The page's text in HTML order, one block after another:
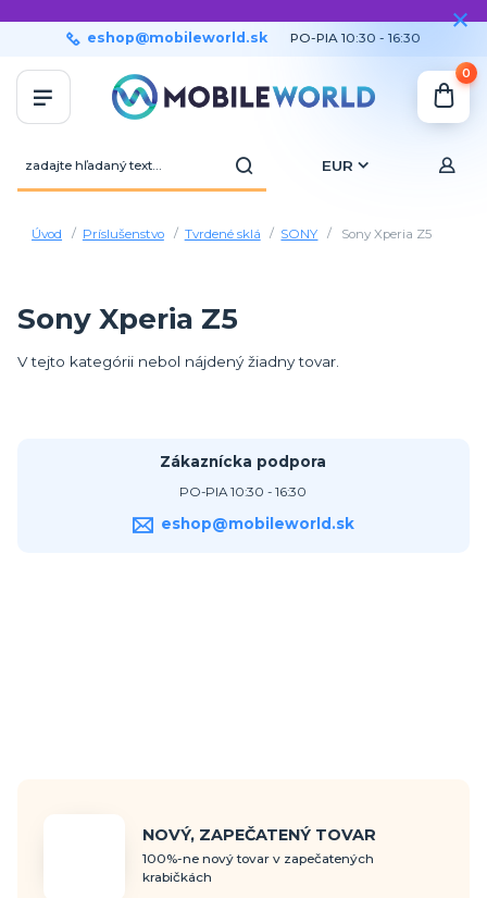
EUR
eshop@mobileworld.sk PO-PIA 10:30 - 16:30
0
Úvod Príslušenstvo Tvrdené sklá SONY Sony Xperia Z5
Sony Xperia Z5
V tejto kategórii nebol nájdený žiadny tovar.
Zákaznícka podpora
PO-PIA 10:30 - 16:30
eshop@mobileworld.sk
NOVÝ, ZAPEČATENÝ TOVAR
100%-ne nový tovar v zapečatených
krabičkách